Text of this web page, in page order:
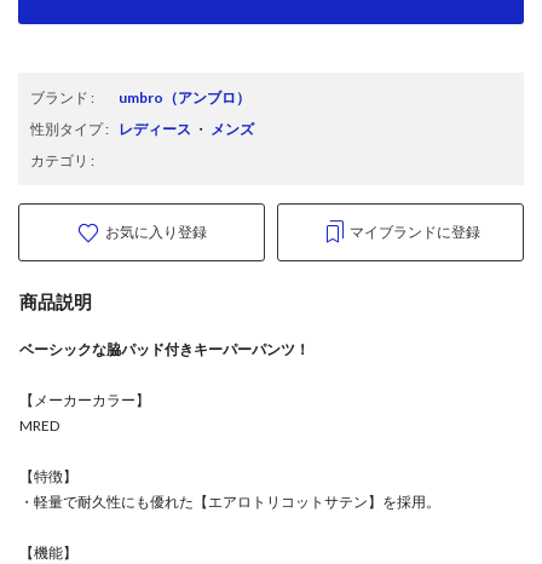
ブランド : umbro （アンブロ）
性別タイプ: レディース ・ メンズ
カテゴリ :
お気に入り登録 マイブランドに登録
商品説明
ベーシックな脇パッド付きキーパーパンツ！
【メーカーカラー】
MRED
【特徴】
・軽量で耐久性にも優れた【エアロトリコットサテン】を採用。
【機能】